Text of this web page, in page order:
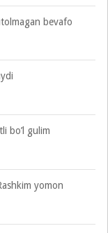
bevafo
bo’l gulim
yomon